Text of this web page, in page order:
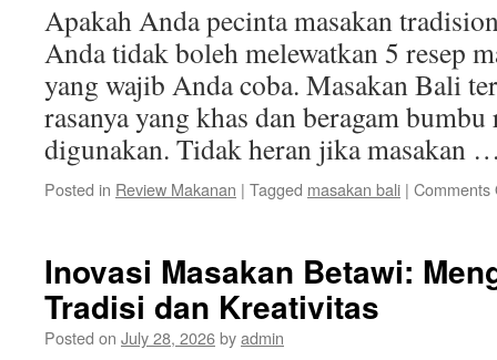
Apakah Anda pecinta masakan
Anda tidak boleh melewatkan 5 resep
yang wajib Anda coba. Masakan Bali
rasanya yang khas dan beragam
digunakan. Tidak heran jika masakan
Posted in Review Makanan | Tagged masakan bali | Comments
Inovasi Masakan Betawi:
Tradisi dan Kreativitas
Posted on July 28, 2026byadmin